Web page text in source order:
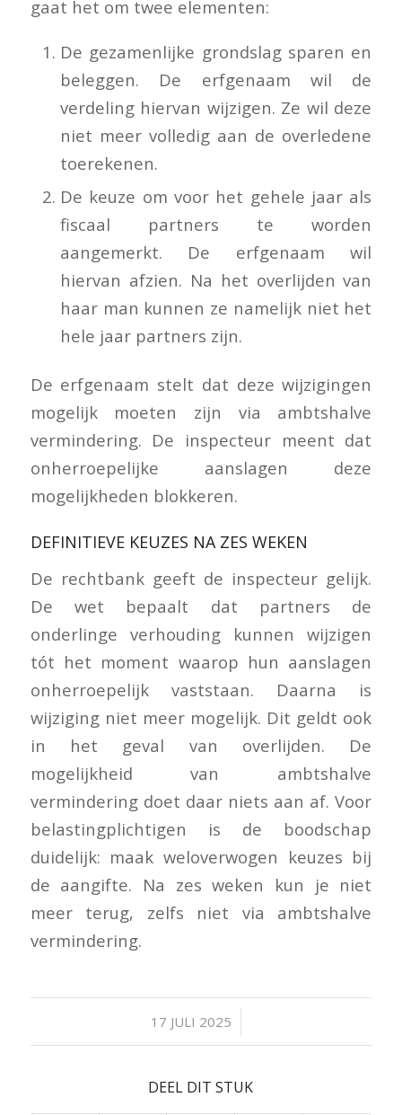
gaat het om twee elementen:
De gezamenlijke grondslag sparen en
beleggen. De erfgenaam wil de
verdeling hiervan wijzigen. Ze wil deze
niet meer volledig aan de overledene
toerekenen.
De keuze om voor het gehele jaar als
fiscaal partners te worden
aangemerkt. De erfgenaam wil
hiervan afzien. Na het overlijden van
haar man kunnen ze namelijk niet het
hele jaar partners zijn.
De erfgenaam stelt dat deze wijzigingen
mogelijk moeten zijn via ambtshalve
vermindering. De inspecteur meent dat
onherroepelijke aanslagen deze
mogelijkheden blokkeren.
DEFINITIEVE KEUZES NA ZES WEKEN
De rechtbank geeft de inspecteur gelijk.
De wet bepaalt dat partners de
onderlinge verhouding kunnen wijzigen
tót het moment waarop hun aanslagen
onherroepelijk vaststaan. Daarna is
wijziging niet meer mogelijk. Dit geldt ook
in het geval van overlijden. De
mogelijkheid van ambtshalve
vermindering doet daar niets aan af. Voor
belastingplichtigen is de boodschap
duidelijk: maak weloverwogen keuzes bij
de aangifte. Na zes weken kun je niet
meer terug, zelfs niet via ambtshalve
vermindering.
17 JULI 2025
/
DEEL DIT STUK